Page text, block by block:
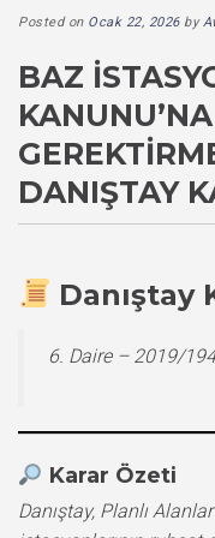
Posted on Ocak 22, 2026by
BAZ
DANIŞTAY
Danıştay
6. Daire – 2019/
Karar Özeti
Danıştay, Planlı